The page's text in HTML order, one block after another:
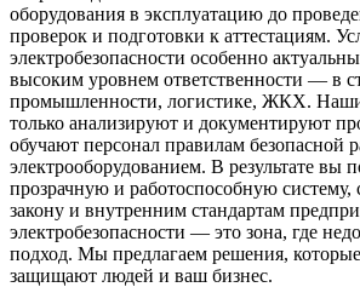
оборудования в эксплуатацию до
проверок и подготовки к аттестациям.
электробезопасности особенно
высоким уровнем ответственности — в
промышленности, логистике, ЖКХ.
только анализируют и документируют
обучают персонал правилам безопасной
электрооборудованием. В результате вы
прозрачную и работоспособную
закону и внутренним стандартам
электробезопасности — это зона, где
подход. Мы предлагаем решения,
защищают людей и ваш бизнес.